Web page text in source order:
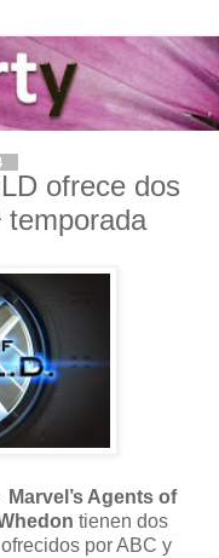
ofrece dos
temporada
Marvel’s Agents of
tienen dos
por ABC y